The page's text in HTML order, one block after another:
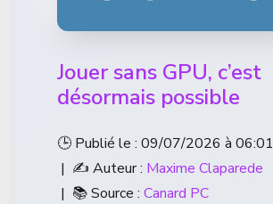
Jouer sans GPU, c’est
désormais possible
🕒 Publié le : 09/07/2026 à 06:01
| ✍️ Auteur : Maxime Claparede
| 📚 Source : Canard PC